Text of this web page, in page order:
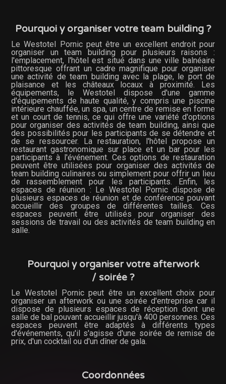
Pourquoi y organiser votre team building ?
Le Westotel Pornic peut être un excellent endroit pour
organiser un team building pour plusieurs raisons :
l'emplacement, l'hôtel est situé dans une ville balnéaire
pittoresque offrant un cadre magnifique pour organiser
une activité de team building avec la plage, le port de
plaisance et les châteaux locaux à proximité. Les
équipements, le Westotel dispose d'une gamme
d'équipements de haute qualité, y compris une piscine
intérieure chauffée, un spa, un centre de remise en forme
et un court de tennis, ce qui offre une variété d'options
pour organiser des activités de team building, ainsi que
des possibilités pour les participants de se détendre et
de se ressourcer. La restauration, l'hôtel propose un
restaurant gastronomique sur place et un bar pour les
participants à l'événement. Ces options de restauration
peuvent être utilisées pour organiser des activités de
team building culinaires ou simplement pour offrir un lieu
de rassemblement pour les participants. Enfin, les
espaces de réunion : Le Westotel Pornic dispose de
plusieurs espaces de réunion et de conférence pouvant
accueillir des groupes de différentes tailles. Ces
espaces peuvent être utilisés pour organiser des
sessions de travail ou des activités de team building en
salle.
Pourquoi y organiser votre afterwork
/ soirée ?
Le Westotel Pornic peut être un excellent choix pour
organiser un afterwork ou une soirée d'entreprise car il
dispose de plusieurs espaces de réception dont une
salle de bal pouvant accueillir jusqu'à 400 personnes. Ces
espaces peuvent être adaptés à différents types
d'événements, qu'il s'agisse d'une soirée de remise de
prix, d'un cocktail ou d'un dîner de gala.
Coordonnées